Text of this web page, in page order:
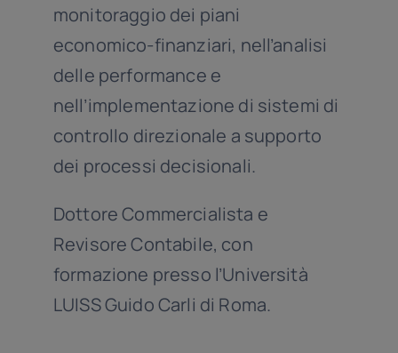
monitoraggio dei piani
economico-finanziari, nell’analisi
delle performance e
nell’implementazione di sistemi di
controllo direzionale a supporto
dei processi decisionali.
Dottore Commercialista e
Revisore Contabile, con
formazione presso l’Università
LUISS Guido Carli di Roma.